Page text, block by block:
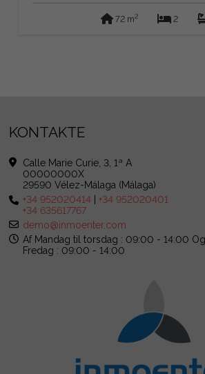
72 m2 2
KONTAKTE
Calle Marie Curie, 3, 1ª A
00000000X
29590 Vélez-Málaga (Málaga)
+34 952020414 |+34 952020401
+34 635617767
demo@inmoenter.com
Af Mandag til torsdag : 09:00 - 14:00
Fredag : 09:00 - 14:00